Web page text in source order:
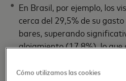
En Brasil, por ejemplo, los
cerca del 29,5% de su
bares, superando
alojamiento (17,8%), lo que
entretenimiento.
Cómo utilizamos las cookies